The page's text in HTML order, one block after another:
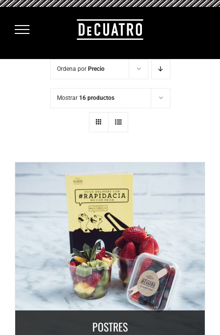
Saltar
contenido
Ordena por Precio
Mostrar 16 productos
POSTRES